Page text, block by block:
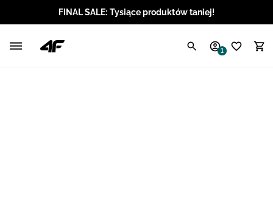
FINAL SALE: Tysiące produktów taniej!
1